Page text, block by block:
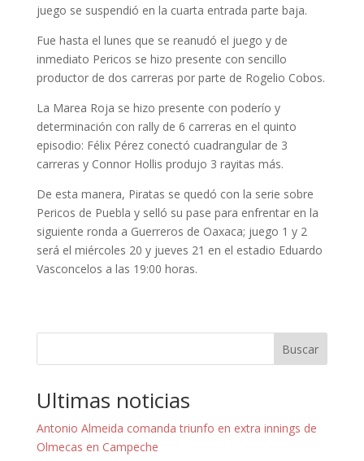
juego se suspendió en la cuarta entrada parte baja.
Fue hasta el lunes que se reanudó el juego y de
inmediato Pericos se hizo presente con sencillo
productor de dos carreras por parte de Rogelio Cobos.
La Marea Roja se hizo presente con poderío y
determinación con rally de 6 carreras en el quinto
episodio: Félix Pérez conectó cuadrangular de 3
carreras y Connor Hollis produjo 3 rayitas más.
De esta manera, Piratas se quedó con la serie sobre
Pericos de Puebla y selló su pase para enfrentar en la
siguiente ronda a Guerreros de Oaxaca; juego 1 y 2
será el miércoles 20 y jueves 21 en el estadio Eduardo
Vasconcelos a las 19:00 horas.
Buscar
Ultimas noticias
Antonio Almeida comanda triunfo en extra innings de
Olmecas en Campeche